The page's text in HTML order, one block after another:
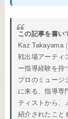
この記事を書い
Kaz Takayama
戦出場アーティ
ー指導経験を持
プロのミュージ
に来る、指導専
ティストから、
紹介されたこと